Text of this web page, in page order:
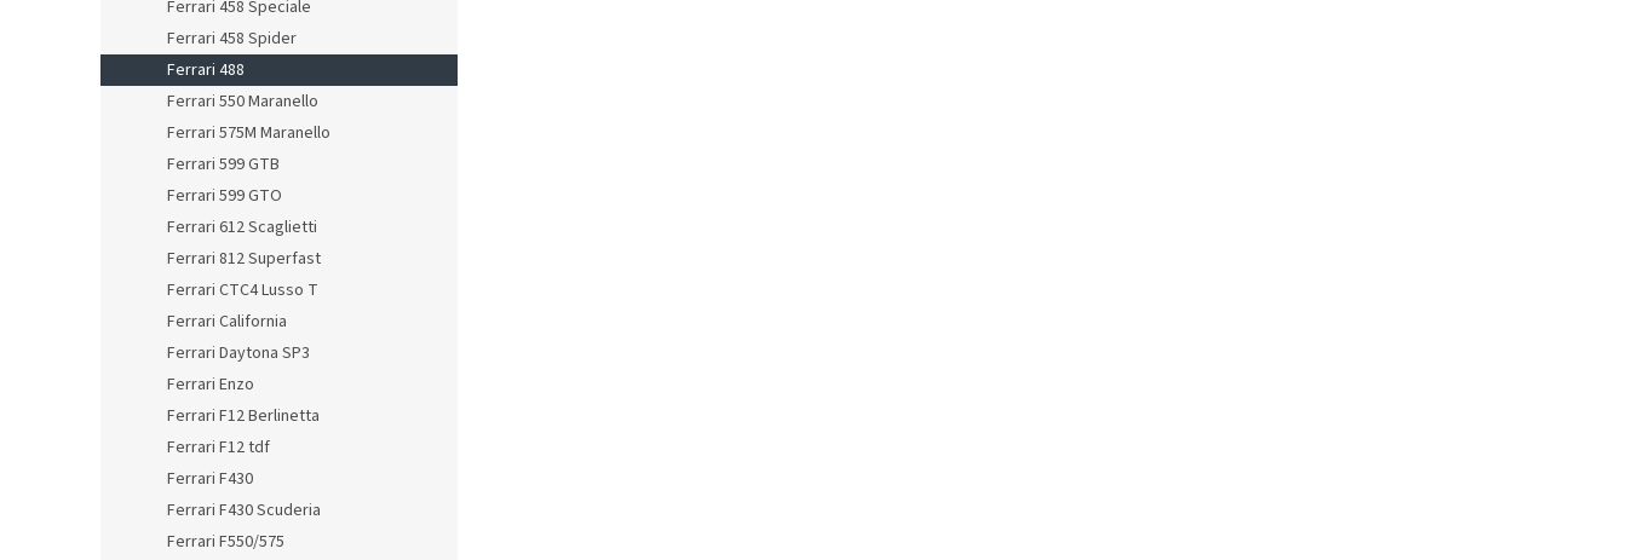
Ferrari 458 Speciale
Ferrari 458 Spider
Ferrari 488
Ferrari 550 Maranello
Ferrari 575M Maranello
Ferrari 599 GTB
Ferrari 599 GTO
Ferrari 612 Scaglietti
Ferrari 812 Superfast
Ferrari CTC4 Lusso T
Ferrari California
Ferrari Daytona SP3
Ferrari Enzo
Ferrari F12 Berlinetta
Ferrari F12 tdf
Ferrari F430
Ferrari F430 Scuderia
Ferrari F550/575